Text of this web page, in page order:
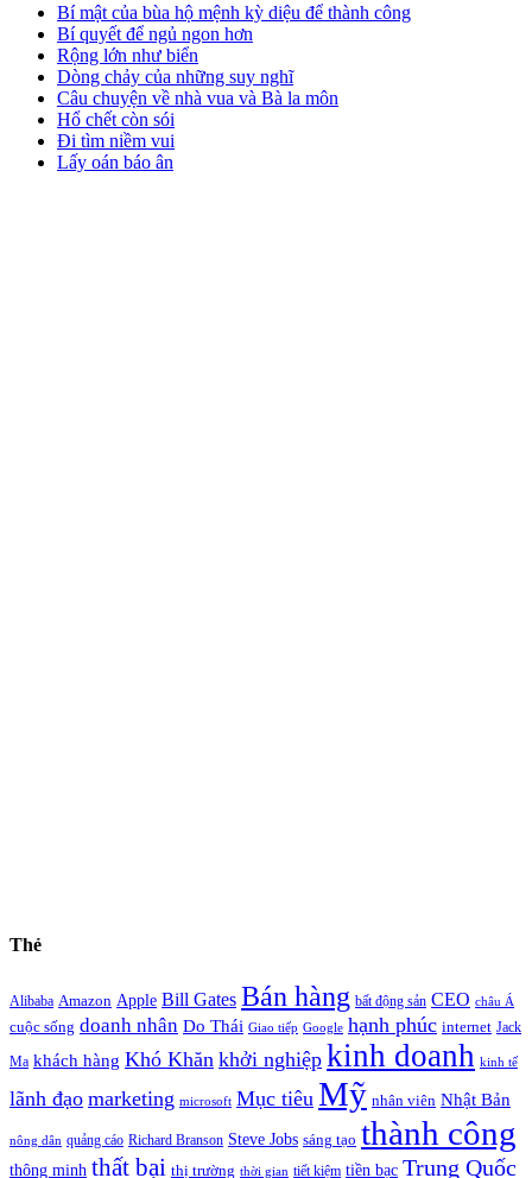
Bí mật của bùa hộ mệnh kỳ diệu để thành công
Bí quyết để ngủ ngon hơn
Rộng lớn như biển
Dòng chảy của những suy nghĩ
Câu chuyện về nhà vua và Bà la môn
Hổ chết còn sói
Đi tìm niềm vui
Lấy oán báo ân
Thẻ
Alibaba Amazon Apple Bill Gates Bán hàng bất động sản CEO châu Á
cuộc sống doanh nhân Do Thái Giao tiếp Google hạnh phúc internet Jack
Ma khách hàng Khó Khăn khởi nghiệp kinh doanh kinh tế
lãnh đạo marketing microsoft Mục tiêu Mỹ nhân viên Nhật Bản
nông dân quảng cáo Richard Branson Steve Jobs sáng tạo thành công
thông minh thất bại thị trường thời gian tiết kiệm tiền bạc Trung Quốc